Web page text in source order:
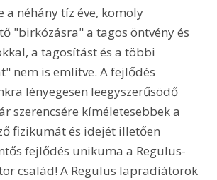
"birkózásra" a tagos öntvény és
a tagosítást és a többi
nem is említve. A fejlődés
lényegesen leegyszerűsödő
szerencsére kíméletesebbek a
fizikumát és idejét illetően
fejlődés unikuma a Regulus-
család! A Regulus lapradiátorok